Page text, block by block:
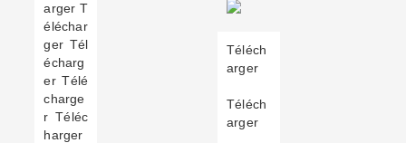
arger T
éléchar
ger Tél
écharg
er Télé
charge
r Téléc
harger
Téléch
arger
Téléch
arger